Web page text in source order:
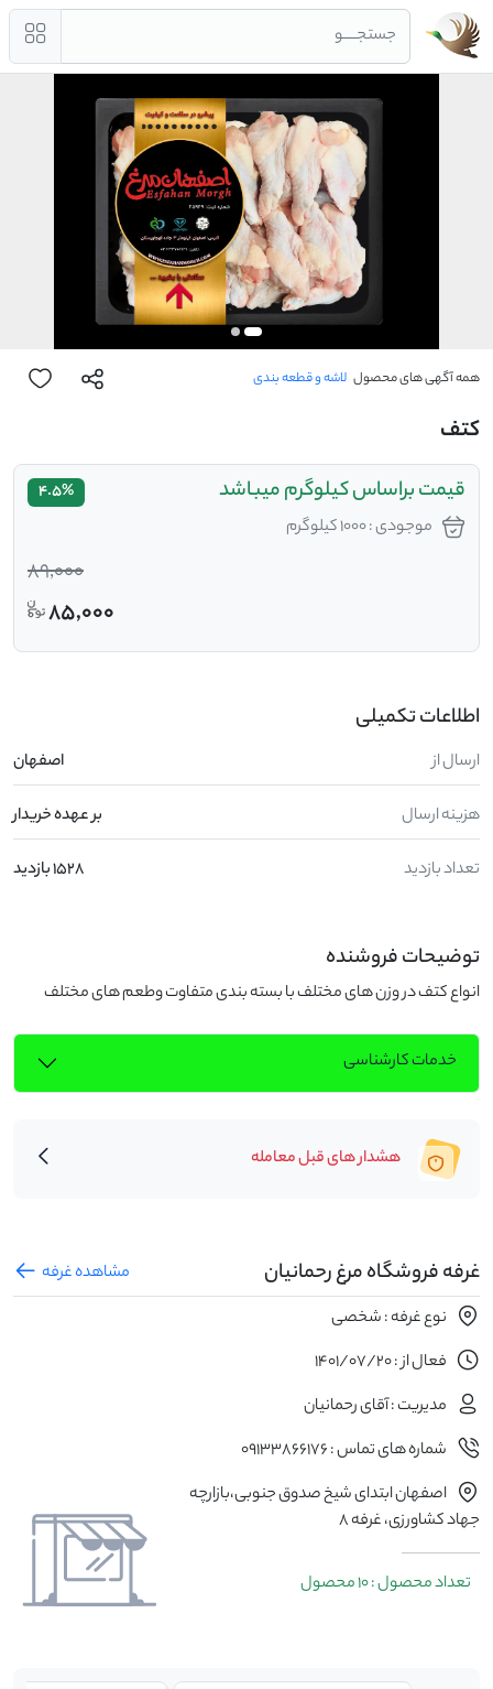
جستجــــو
همه آگهی های محصول لاشه و قطعه بندی
کتف
قیمت براساس کیلوگرم میباشد
موجودی : 1000 کیلوگرم
4.5%
89,000
85,000
اطلاعات تکمیلی
ارسال از اصفهان
هزینه ارسال بر عهده خریدار
تعداد بازدید 1528 بازدید
توضیحات فروشنده
انواع کتف در وزن های مختلف با بسته بندی متفاوت وطعم های مختلف
خدمات کارشناسی
هشدار های قبل معامله
غرفه فروشگاه مرغ رحمانیان
مشاهده غرفه
نوع غرفه : شخصی
فعال از : 1401/07/20
مدیریت : آقای رحمانیان
شماره های تماس : 09133866176
اصفهان ابتدای شیخ صدوق جنوبی،بازارچه
جهاد کشاورزی، غرفه 8
تعداد محصول : 10 محصول